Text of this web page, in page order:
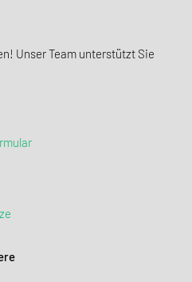
Unser Team unterstützt Sie